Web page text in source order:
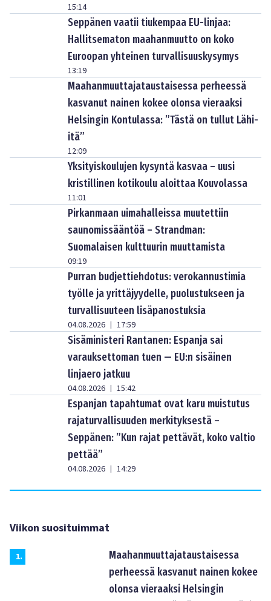
15:14
Seppänen vaatii tiukempaa EU-linjaa:
Hallitsematon maahanmuutto on koko
Euroopan yhteinen turvallisuuskysymys
13:19
Maahanmuuttajataustaisessa perheessä
kasvanut nainen kokee olonsa vieraaksi
Helsingin Kontulassa: ”Tästä on tullut Lähi-
itä”
12:09
Yksityiskoulujen kysyntä kasvaa – uusi
kristillinen kotikoulu aloittaa Kouvolassa
11:01
Pirkanmaan uimahalleissa muutettiin
saunomissääntöä – Strandman:
Suomalaisen kulttuurin muuttamista
09:19
Purran budjettiehdotus: verokannustimia
työlle ja yrittäjyydelle, puolustukseen ja
turvallisuuteen lisäpanostuksia
04.08.2026 | 17:59
Sisäministeri Rantanen: Espanja sai
varauksettoman tuen — EU:n sisäinen
linjaero jatkuu
04.08.2026 | 15:42
Espanjan tapahtumat ovat karu muistutus
rajaturvallisuuden merkityksestä –
Seppänen: ”Kun rajat pettävät, koko valtio
pettää”
04.08.2026 | 14:29
Viikon suosituimmat
1.
Maahanmuuttajataustaisessa
perheessä kasvanut nainen kokee
olonsa vieraaksi Helsingin